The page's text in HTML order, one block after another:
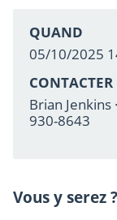
QUAND
05/10/2025
CONTACTER
Brian Jenkins ·
930-8643
Vous y serez ?